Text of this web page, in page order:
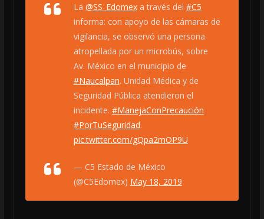
La @SS_Edomexa través del #C5
informa: con apoyo de las cámaras de
vigilancia, se observó una persona
atropellada por un microbús, sobre
Av. México en el municipio de
#Naucalpan. Unidad Médica y de
Seguridad Pública atendieron el
incidente. #ManejaConPrecaución
#PorTuSeguridad.
pic.twitter.com/gQpa2mOP9U
— C5 Estado de México
(@C5Edomex) May 18, 2019